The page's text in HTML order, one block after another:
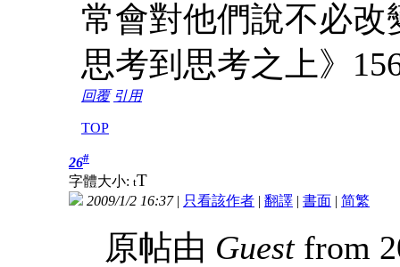
常會對他們說不必
思考到思考之上》
回覆 引用
TOP
26#
字體大小: tT
2009/1/2 16:37| 只看該作者 | 翻譯 | 書面 | 简繁
原帖由 Guestfrom